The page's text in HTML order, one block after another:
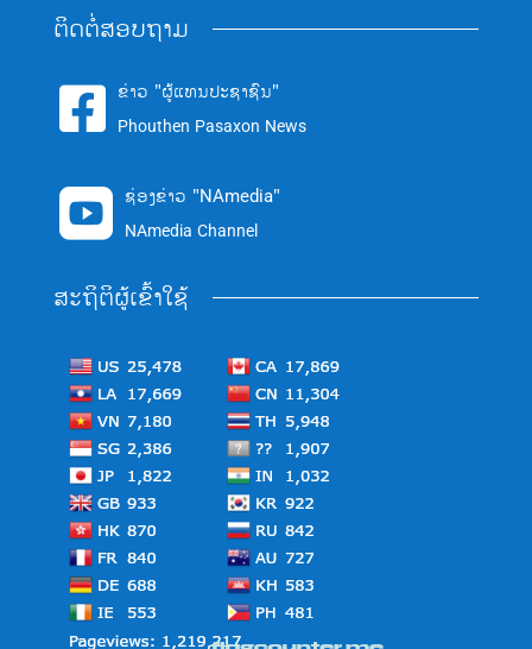
ຕິດຕໍ່ສອບຖາມ
 ຂ່າວ "ຜູ້ແທນປະຊາຊົນ"
Phouthen Pasaxon News
 ຊ່ອງຂ່າວ "NAmedia"
NAmedia Channel
ສະຖິຕິຜູ້ເຂົ້າໃຊ້